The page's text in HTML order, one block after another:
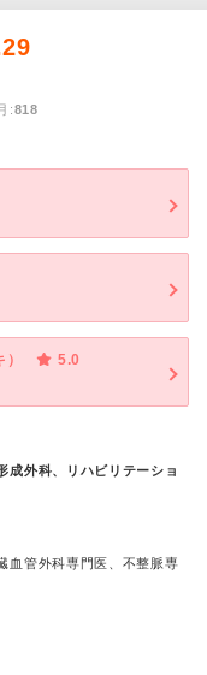
:818
5.0
成外科、リハビリテーショ
血管外科専門医、不整脈専